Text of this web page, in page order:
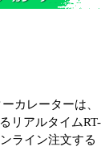
カレーターは、
リアルタイムRT-
ライン注文する